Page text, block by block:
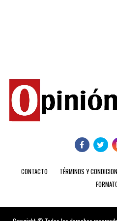
CONTACTO TÉRMINOS Y